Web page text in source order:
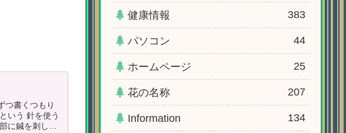
つ書くつもり
いう 針を使う
に鍼を刺して
健康情報 383
パソコン 44
ホームページ 25
花の名称 207
Information 134